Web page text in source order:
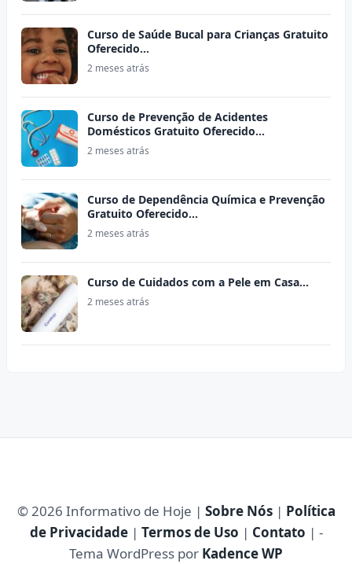
Curso de Saúde Bucal para Crianças Gratuito
Oferecido…
2 meses atrás
Curso de Prevenção de Acidentes
Domésticos Gratuito Oferecido…
2 meses atrás
Curso de Dependência Química e Prevenção
Gratuito Oferecido…
2 meses atrás
Curso de Cuidados com a Pele em Casa…
2 meses atrás
© 2026 Informativo de Hoje | Sobre Nós| Política
de Privacidade| Termos de Uso | Contato | -
Tema WordPress por Kadence WP